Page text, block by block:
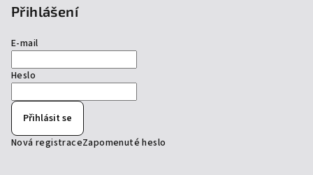
Přihlášení
E-mail
Heslo
Přihlásit se
Nová registraceZapomenuté heslo